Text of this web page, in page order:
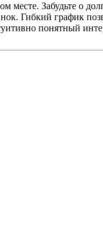
Забудьте о
Гибкий график
понятный